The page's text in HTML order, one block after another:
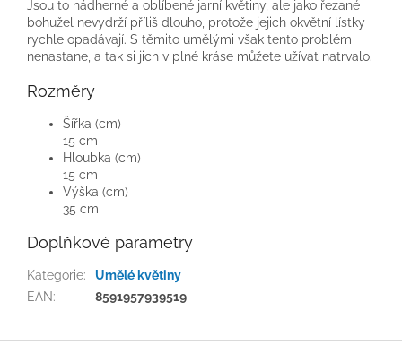
Jsou to nádherné a oblíbené jarní květiny, ale jako řezané
bohužel nevydrží příliš dlouho, protože jejich okvětní lístky
rychle opadávají. S těmito umělými však tento problém
nenastane, a tak si jich v plné kráse můžete užívat natrvalo.
Rozměry
Šířka (cm)
15 cm
Hloubka (cm)
15 cm
Výška (cm)
35 cm
Doplňkové parametry
Kategorie:
Umělé květiny
EAN: 8591957939519